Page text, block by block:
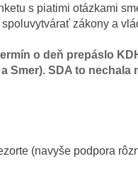
s piatimi otázkami
zákony a
o deň prepáslo
Smer). SDA to nechala
(navyše podpora